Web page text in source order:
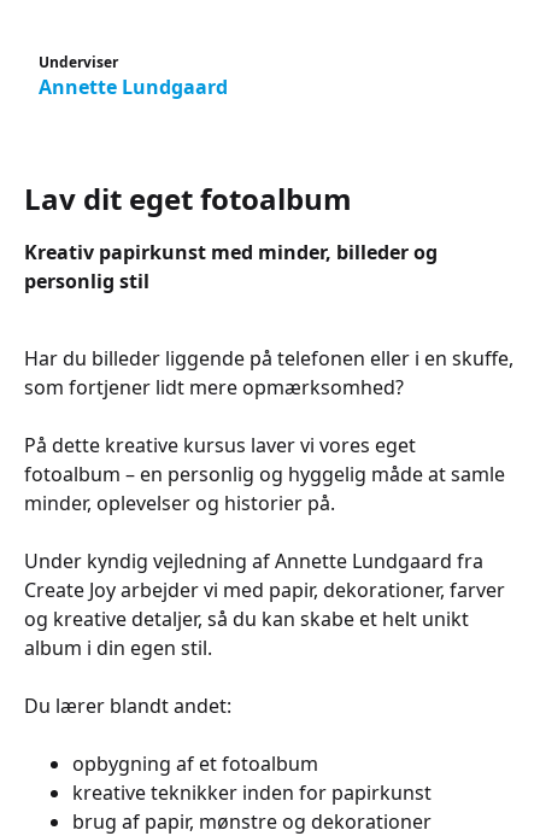
Underviser
Annette Lundgaard
Lav dit eget fotoalbum
Kreativ papirkunst med minder, billeder og
personlig stil
Har du billeder liggende på telefonen eller i en skuffe,
som fortjener lidt mere opmærksomhed?
På dette kreative kursus laver vi vores eget
fotoalbum – en personlig og hyggelig måde at samle
minder, oplevelser og historier på.
Under kyndig vejledning af Annette Lundgaard fra
Create Joy arbejder vi med papir, dekorationer, farver
og kreative detaljer, så du kan skabe et helt unikt
album i din egen stil.
Du lærer blandt andet:
opbygning af et fotoalbum
kreative teknikker inden for papirkunst
brug af papir, mønstre og dekorationer